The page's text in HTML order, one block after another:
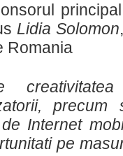
Lidia Solomon
Romania
Internet
pe